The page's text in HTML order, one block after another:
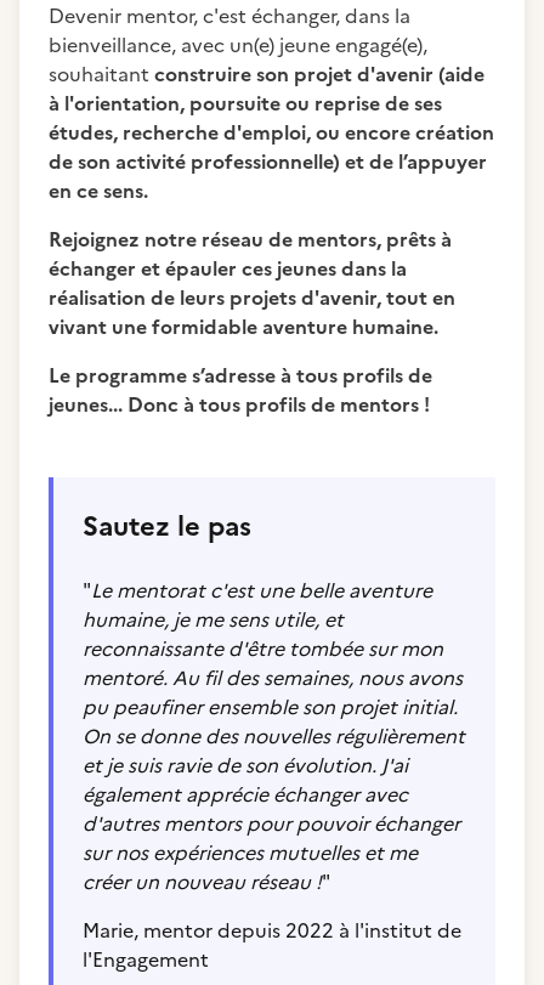
Devenir mentor, c'est échanger, dans la
bienveillance, avec un(e) jeune engagé(e),
souhaitant construire son projet d'avenir (aide
à l'orientation, poursuite ou reprise de ses
études, recherche d'emploi, ou encore création
de son activité professionnelle) et de l’appuyer
en ce sens.
Rejoignez notre réseau de mentors, prêts à
échanger et épauler ces jeunes dans la
réalisation de leurs projets d'avenir, tout en
vivant une formidable aventure humaine.
Le programme s’adresse à tous profils de
jeunes... Donc à tous profils de mentors !
Sautez le pas
"Le mentorat c'est une belle aventure
humaine, je me sens utile, et
reconnaissante d'être tombée sur mon
mentoré. Au fil des semaines, nous avons
pu peaufiner ensemble son projet initial.
On se donne des nouvelles régulièrement
et je suis ravie de son évolution. J'ai
également apprécie échanger avec
d'autres mentors pour pouvoir échanger
sur nos expériences mutuelles et me
créer un nouveau réseau !"
Marie, mentor depuis 2022 à l'institut de
l'Engagement